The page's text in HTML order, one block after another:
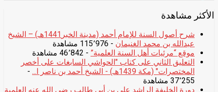
الأكثر مشاهدة
شرح أصول السنة للإمام أحمد (مدينة الخبر1441هـ) – الشيخ
عبدالله بن محمد الغنيمان - 115٬976 مشاهدة
موقع “مرئيات أهل السنة العلمية” - 46٬842 مشاهدة
التعليق الثاني على كتاب "الحواشي السابغات على أخصر
المختصرات" (مكة 1439هـ) - الشيخ أحمد بن ناصر ا...
-
37٬255 مشاهدة
دورة الخليفة الراشد علي بن أبي طالب رضي الله عنه العلمية